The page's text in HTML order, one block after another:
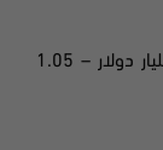
دولار – 124.62 مليار دولار – 1.05